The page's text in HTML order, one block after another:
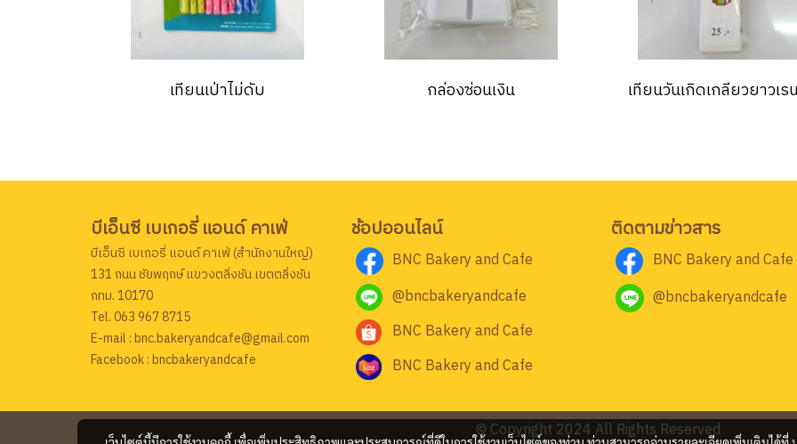
เทียนเป่าไม่ดับ กล่องซ่อนเงิน เทียนวันเกิดเกลียวยาวเร
บีเอ็นซี เบเกอรี่ แอนด์ คาเฟ่
บีเอ็นซี เบเกอรี่ แอนด์ คาเฟ่ (สำนักงานใหญ่)
131 ถนน ชัยพฤกษ์ แขวงตลิ่งชัน เขตตลิ่งชัน
กทม. 10170
Tel. 063 967 8715
E-mail : bnc.bakeryandcafe@gmail.com
Facebook : bncbakeryandcafe
ช้อปออนไลน์
BNC Bakery and Cafe
@bncbakeryandcafe
BNC Bakery and Cafe
BNC Bakery and Cafe
ติดตามข่าวสาร
BNC Bakery and Cafe
@bncbakeryandcafe
© Copyright 2024 All Rights Reserved